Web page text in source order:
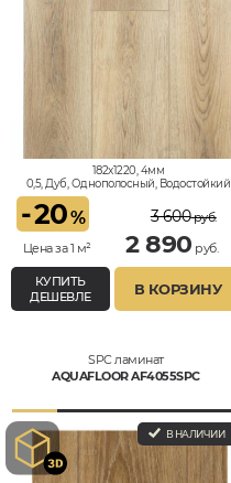
182x1220, 4мм
0,5, Дуб, Однополосный, Водостойкий
-20%
Цена за 1 м²
3 600руб.
2 890 руб.
КУПИТЬ
ДЕШЕВЛЕ
В КОРЗИНУ
SPC ламинат
AQUAFLOOR AF4055SPC
В НАЛИЧИИ